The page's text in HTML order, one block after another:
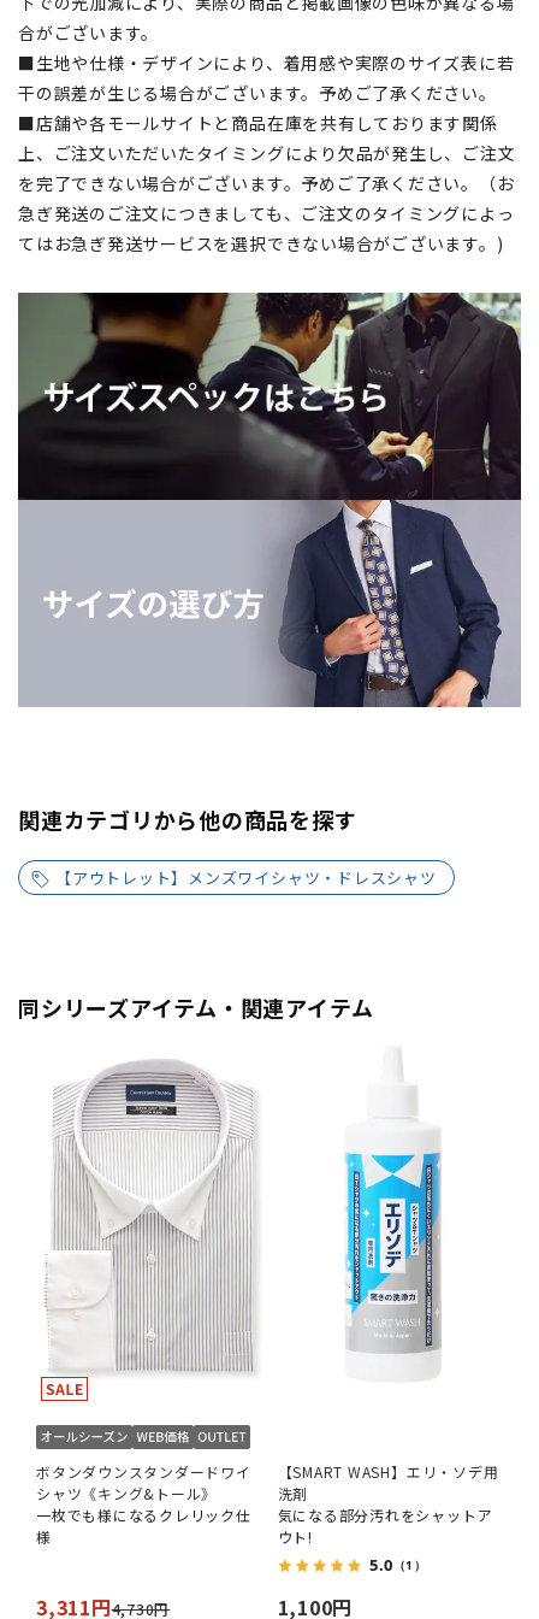
合がございます。
■生地や仕様・デザインにより、着用感や実際のサイズ表に若
干の誤差が生じる場合がございます。予めご了承ください。
■店舗や各モールサイトと商品在庫を共有しております関係
上、ご注文いただいたタイミングにより欠品が発生し、ご注文
を完了できない場合がございます。予めご了承ください。（お
急ぎ発送のご注文につきましても、ご注文のタイミングによっ
てはお急ぎ発送サービスを選択できない場合がございます。)
関連カテゴリから他の商品を探す
【アウトレット】メンズワイシャツ・ドレスシャツ
同シリーズアイテム・関連アイテム
ボタンダウンスタンダードワイ
シャツ《キング&トール》
一枚でも様になるクレリック仕
様
3,311円4,730円
【SMART WASH】エリ・ソデ用
洗剤
気になる部分汚れをシャットア
ウト!
5.0 （1）
1,100円